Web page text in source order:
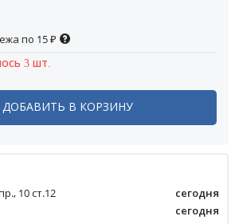
по 15₽
3 шт.
ДОБАВИТЬ В КОРЗИНУ
10 ст.12
сегодня
сегодня